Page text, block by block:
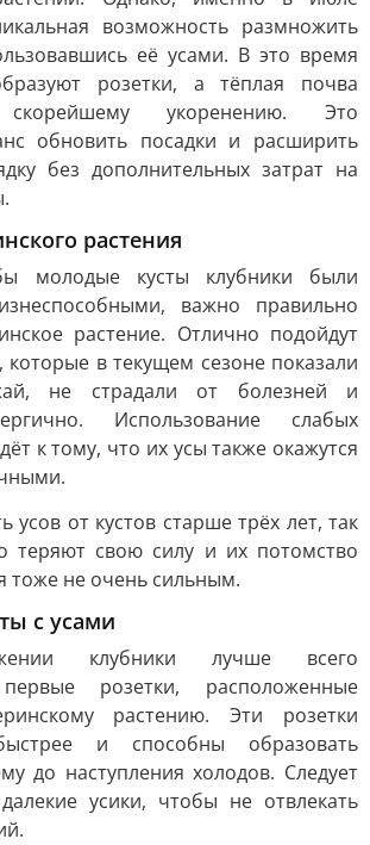
возможность размножить
её усами. В это время
розетки, а тёплая почва
скорейшему укоренению. Это
обновить посадки и расширить
без дополнительных затрат на
растения
молодые кусты клубники были
важно правильно
растение. Отлично подойдут
которые в текущем сезоне показали
не страдали от болезней и
Использование слабых
к тому, что их усы также окажутся
усов от кустов старше трёх лет, так
теряют свою силу и их потомство
тоже не очень сильным.
с усами
клубники лучше всего
первые розетки, расположенные
растению. Эти розетки
и способны образовать
до наступления холодов. Следует
усики, чтобы не отвлекать